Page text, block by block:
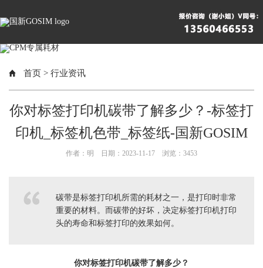
首页 > 行业资讯
你对标签打印机碳带了解多少？-标签打
印机_标签机色带_标签纸-国新GOSIM
作者：明 日期：2023-11-17 浏览： 3453
碳带是标签打印机所需的耗材之一，是打印时非常
重要的材料。而碳带的好坏，决定标签打印机打印
头的寿命和标签打印的效果如何。
你对标签打印机碳带了解多少？